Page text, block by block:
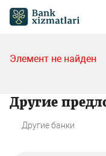
Элемент не найден
Другие
Другие банки